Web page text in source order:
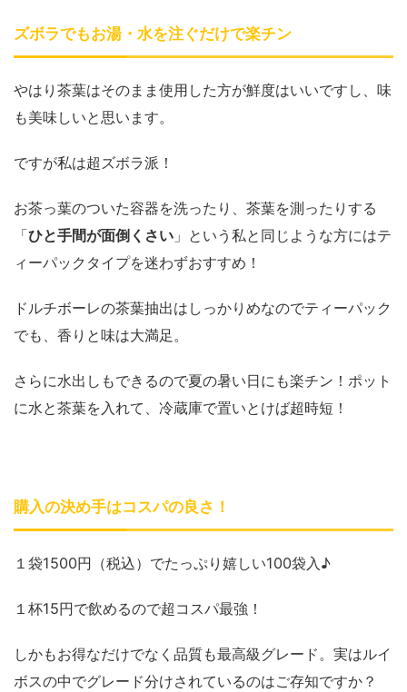
ズボラでもお湯・水を注ぐだけで楽チン
やはり茶葉はそのまま使用した方が鮮度はいいですし、味
も美味しいと思います。
ですが私は超ズボラ派！
お茶っ葉のついた容器を洗ったり、茶葉を測ったりする
「ひと手間が面倒くさい 」という私と同じような方にはテ
ィーパックタイプを迷わずおすすめ！
ドルチボーレの茶葉抽出はしっかりめなのでティーパック
でも、香りと味は大満足。
さらに水出しもできるので夏の暑い日にも楽チン！ポット
に水と茶葉を入れて、冷蔵庫で置いとけば超時短！
購入の決め手はコスパの良さ！
１袋1500円（税込）でたっぷり嬉しい100袋入♪
１杯15円で飲めるので超コスパ最強！
しかもお得なだけでなく品質も最高級グレード。実はルイ
ボスの中でグレード分けされているのはご存知ですか？